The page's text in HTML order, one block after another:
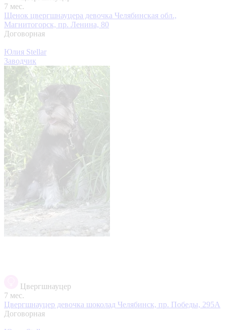
7 мес.
Щенок цвергшнауцера девочка Челябинская обл.,
Магнитогорск, пр. Ленина, 80
Договорная
Юлия Stellar
Заводчик
Цвергшнауцер
7 мес.
Цвергшнауцер девочка шоколад Челябинск, пр. Победы, 295А
Договорная